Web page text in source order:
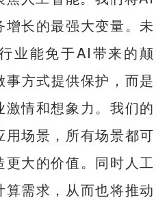
长的最强大变量。未
业能免于AI带来的颠
方式提供保护，而是
情和想象力。我们的
场景，所有场景都可
大的价值。同时人工
需求，从而也将推动